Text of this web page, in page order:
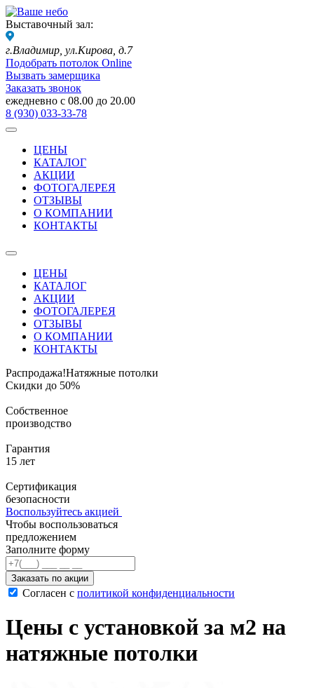
Выставочный зал:
г.Владимир, ул.Кирова, д.7
Подобрать потолок Online
Вызвать замерщика
Заказать звонок
ежедневно с 08.00 до 20.00
8 (930) 033-33-78
ЦЕНЫ
КАТАЛОГ
АКЦИИ
ФОТОГАЛЕРЕЯ
ОТЗЫВЫ
О КОМПАНИИ
КОНТАКТЫ
ЦЕНЫ
КАТАЛОГ
АКЦИИ
ФОТОГАЛЕРЕЯ
ОТЗЫВЫ
О КОМПАНИИ
КОНТАКТЫ
Распродажа!Натяжные потолки
Скидки до 50%
Собственное
производство
Гарантия
15 лет
Сертификация
безопасности
Воспользуйтесь акцией
Чтобы воспользоваться
предложением
Заполните форму
Заказать по акции
Согласен с политикой конфиденциальности
Цены с установкой за м2 на
натяжные потолки